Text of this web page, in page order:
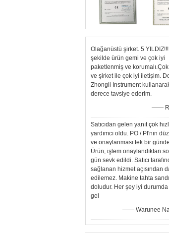
Olağanüstü şirket. 5 YILDIZ!!!
şekilde ürün gemi ve çok iyi
paketlenmiş ve
ve şirket ile çok iyi iletişim.
Zhongli Instrument
derece tavsiye ederim.
——
Satıcıdan gelen yanıt çok
yardımcı oldu. PO / PI'nın
ve onaylanması tek bir günde
Ürün, işlem onaylandıktan
gün sevk edildi. Satıcı
sağlanan hizmet açısından
edilemez. Makine tahta
doludur. Her şey iyi
gel
—— Warunee